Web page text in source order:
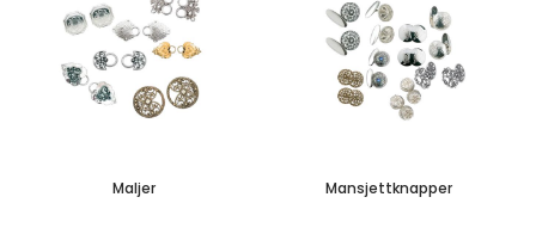
Maljer Mansjettknapper